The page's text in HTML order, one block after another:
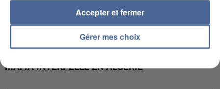
MAFIA INTERPELLÉ EN ALGÉRIE
Gérer mes choix
Accepter et fermer